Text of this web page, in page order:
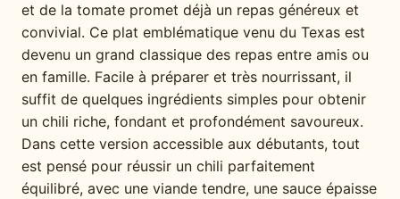
et de la tomate promet déjà un repas généreux et
convivial. Ce plat emblématique venu du Texas est
devenu un grand classique des repas entre amis ou
en famille. Facile à préparer et très nourrissant, il
suffit de quelques ingrédients simples pour obtenir
un chili riche, fondant et profondément savoureux.
Dans cette version accessible aux débutants, tout
est pensé pour réussir un chili parfaitement
équilibré, avec une viande tendre, une sauce épaisse